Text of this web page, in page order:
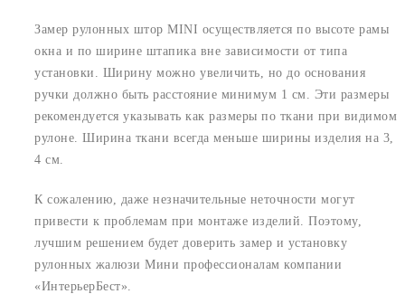
Замер рулонных штор MINI осуществляется по высоте рамы
окна и по ширине штапика вне зависимости от типа
установки. Ширину можно увеличить, но до основания
ручки должно быть расстояние минимум 1 см. Эти размеры
рекомендуется указывать как размеры по ткани при видимом
рулоне. Ширина ткани всегда меньше ширины изделия на 3,
4 см.
К сожалению, даже незначительные неточности могут
привести к проблемам при монтаже изделий. Поэтому,
лучшим решением будет доверить замер и установку
рулонных жалюзи Мини профессионалам компании
«ИнтерьерБест».